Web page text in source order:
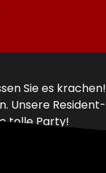
Sie es krachen!
Unsere Resident-
tolle Party!